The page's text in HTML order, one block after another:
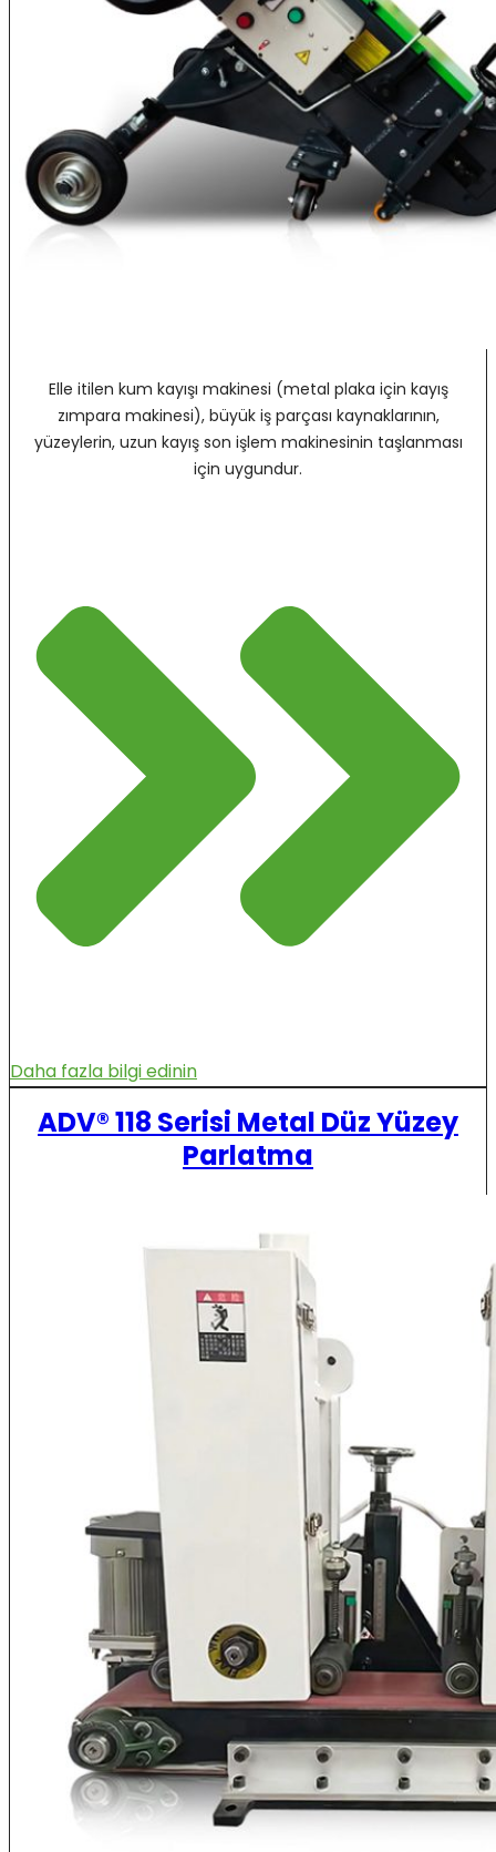
Elle itilen kum kayışı makinesi (metal plaka için kayış
zımpara makinesi), büyük iş parçası kaynaklarının,
yüzeylerin, uzun kayış son işlem makinesinin taşlanması
için uygundur.
Daha fazla bilgi edinin
ADV® 118 Serisi Metal Düz Yüzey
Parlatma